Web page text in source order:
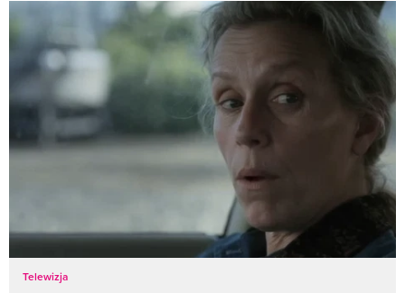
Telewizja